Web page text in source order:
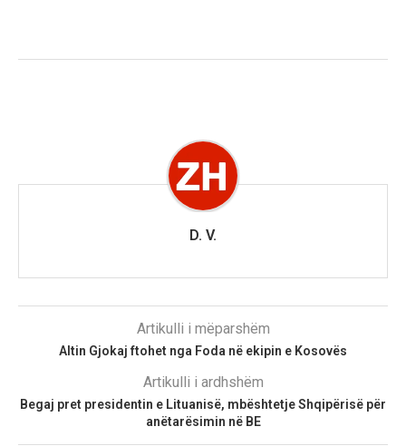
D. V.
Artikulli i mëparshëm
Altin Gjokaj ftohet nga Foda në ekipin e Kosovës
Artikulli i ardhshëm
Begaj pret presidentin e Lituanisë, mbështetje Shqipërisë për
anëtarësimin në BE